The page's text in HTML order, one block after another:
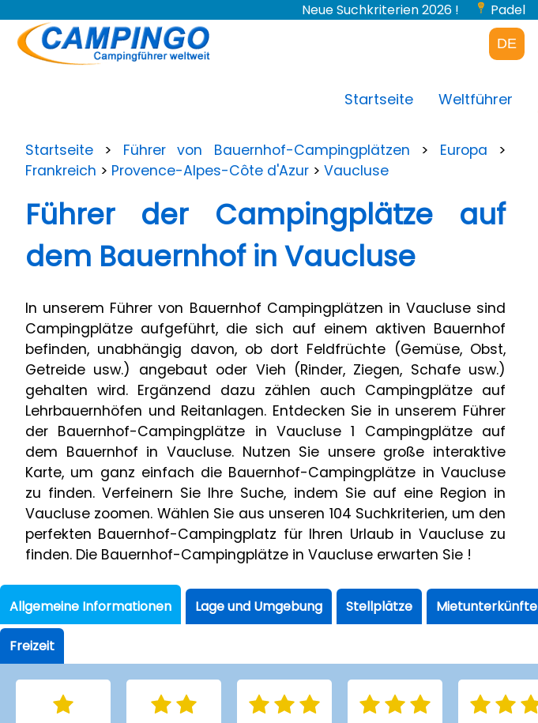
Neue Suchkriterien 2026 ! Padel
Startseite Weltführer
DE
Startseite > Führer von Bauernhof-Campingplätzen > Europa >
Frankreich > Provence-Alpes-Côte d'Azur > Vaucluse
Führer der Campingplätze auf
dem Bauernhof in Vaucluse
In unserem Führer von Bauernhof Campingplätzen in Vaucluse sind
Campingplätze aufgeführt, die sich auf einem aktiven Bauernhof
befinden, unabhängig davon, ob dort Feldfrüchte (Gemüse, Obst,
Getreide usw.) angebaut oder Vieh (Rinder, Ziegen, Schafe usw.)
gehalten wird. Ergänzend dazu zählen auch Campingplätze auf
Lehrbauernhöfen und Reitanlagen. Entdecken Sie in unserem Führer
der Bauernhof-Campingplätze in Vaucluse 1 Campingplätze auf
dem Bauernhof in Vaucluse. Nutzen Sie unsere große interaktive
Karte, um ganz einfach die Bauernhof-Campingplätze in Vaucluse
zu finden. Verfeinern Sie Ihre Suche, indem Sie auf eine Region in
Vaucluse zoomen. Wählen Sie aus unseren 104 Suchkriterien, um den
perfekten Bauernhof-Campingplatz für Ihren Urlaub in Vaucluse zu
finden. Die Bauernhof-Campingplätze in Vaucluse erwarten Sie !
Allgemeine Informationen Lage und Umgebung Stellplätze Mietunterkünfte
Freizeit